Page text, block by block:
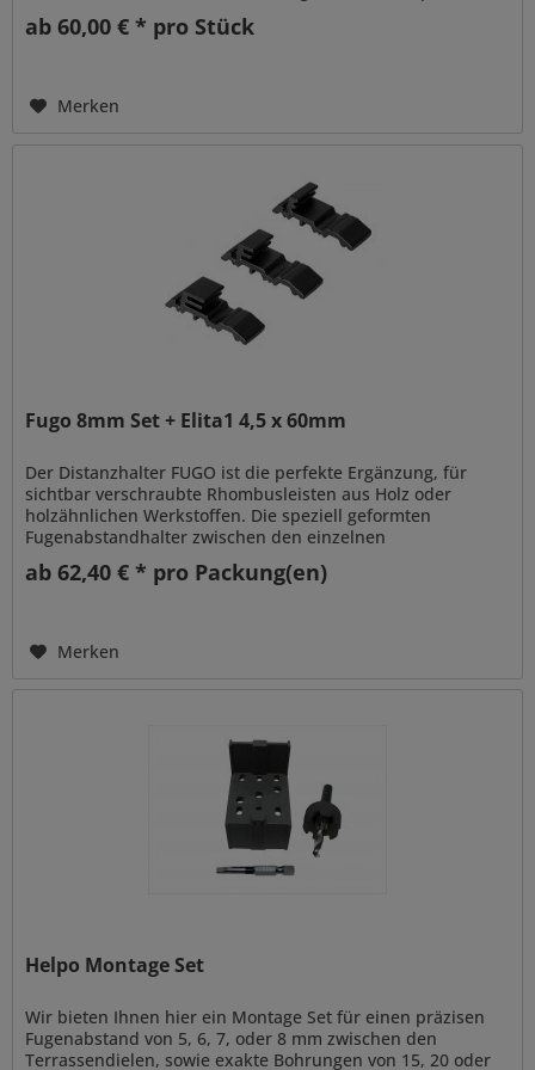
ab 60,00 € * pro Stück
Merken
Fugo 8mm Set + Elita1 4,5 x 60mm
Der Distanzhalter FUGO ist die perfekte Ergänzung, für
sichtbar verschraubte Rhombusleisten aus Holz oder
holzähnlichen Werkstoffen. Die speziell geformten
Fugenabstandhalter zwischen den einzelnen
ab 62,40 € * pro Packung(en)
Merken
Helpo Montage Set
Wir bieten Ihnen hier ein Montage Set für einen präzisen
Fugenabstand von 5, 6, 7, oder 8 mm zwischen den
Terrassendielen, sowie exakte Bohrungen von 15, 20 oder